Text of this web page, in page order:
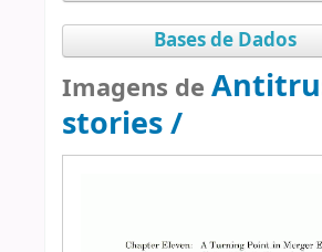
Bases de Dados
Imagens de
stories /